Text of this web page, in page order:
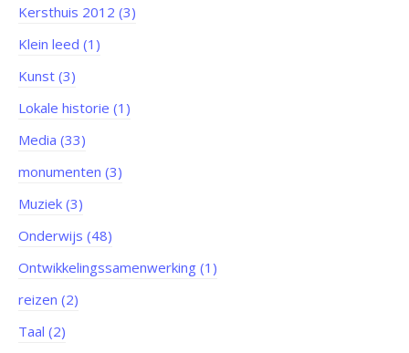
Kersthuis 2012 (3)
Klein leed (1)
Kunst (3)
Lokale historie (1)
Media (33)
monumenten (3)
Muziek (3)
Onderwijs (48)
Ontwikkelingssamenwerking (1)
reizen (2)
Taal (2)